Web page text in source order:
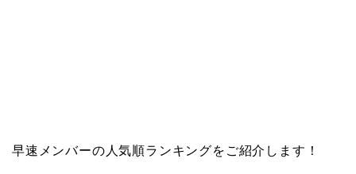
早速メンバーの人気順ランキングをご紹介します！